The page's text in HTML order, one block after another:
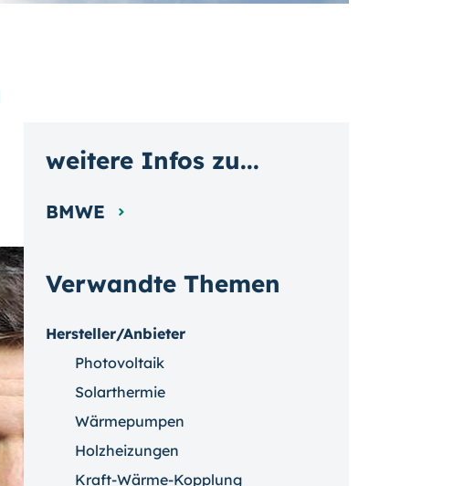
Verwandte Themen
Hersteller/Anbieter
Photovoltaik
Solarthermie
Wärmepumpen
Holzheizungen
Kraft-Wärme-Kopplung
weitere Infos zu...
BMWE